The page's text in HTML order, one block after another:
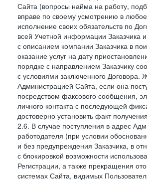
Сайта (вопросы найма на работу,
вправе по своему усмотрению в
исполнение своих обязательств по
всей Учетной информации Заказчика
с описанием компании Заказчика в
оказание услуг на дату
порядке с направлением Заказчику
с условиями заключенного Договора.
Администрацией Сайта, если она
посредством факсового сообщения,
личного контакта с последующей
достоверно установить факт
2.6. В случае поступления в адрес
работодателя (при условии
и без предупреждения Заказчика, в
с блокировкой возможности
Регистрации, а также прекращения
системах Сайта, видимых